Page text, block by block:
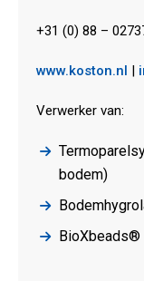
+31 (0) 88 –
www.koston.nl |
Verwerker van:
bodem)
BioXbeads®